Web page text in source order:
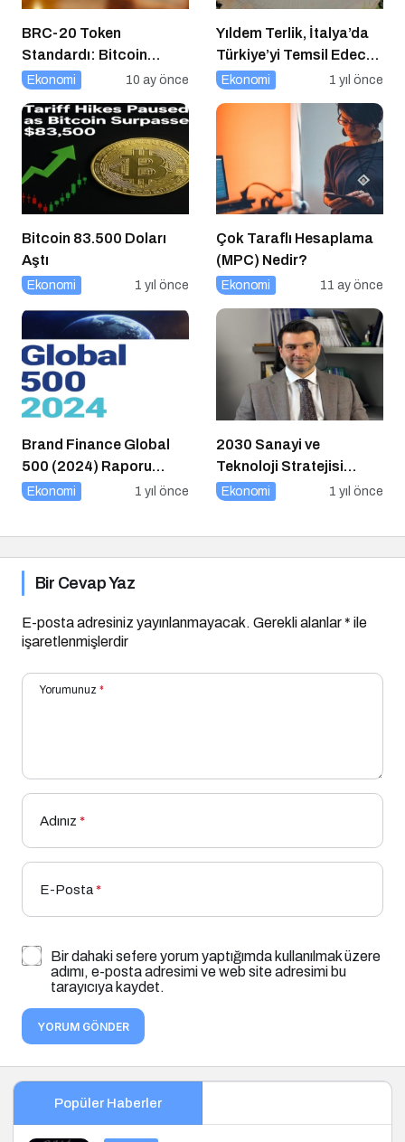
BRC-20 Token
Standardı: Bitcoin
Üzerindeki Deneysel
Ekonomi 10 ay önce
Yıldem Terlik, İtalya’da
Türkiye’yi Temsil Edecek
Gaziantepli yerli üretici,
fuarında boy
Ekonomi 1 yıl önce
Bitcoin 83.500 Doları
Aştı
Ekonomi 1 yıl önce
Çok Taraflı Hesaplama
(MPC) Nedir?
Ekonomi 11 ay önce
Brand Finance Global
500 (2024) Raporu
Yayımlandı!
Ekonomi 1 yıl önce
2030 Sanayi ve
Teknoloji Stratejisi
Açıklandı
Ekonomi 1 yıl önce
Bir Cevap Yaz
E-posta adresiniz yayınlanmayacak. Gerekli alanlar* ile
işaretlenmişlerdir
Yorumunuz *
Adınız *
E-Posta*
Bir dahaki sefere yorum yaptığımda kullanılmak üzere
adımı, e-posta adresimi ve web site adresimi bu
tarayıcıya kaydet.
YORUM GÖNDER
Popüler Haberler